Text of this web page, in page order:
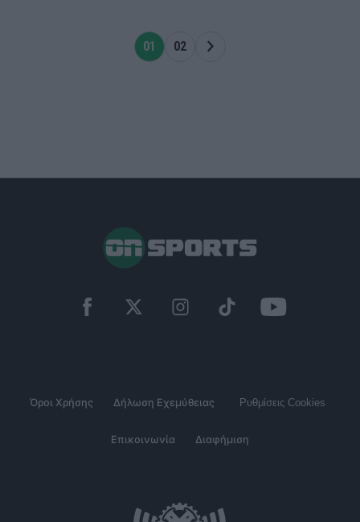
01 02
Όροι Χρήσης Δήλωση Εχεμύθειας Ρυθμίσεις Cookies
Επικοινωνία Διαφήμιση